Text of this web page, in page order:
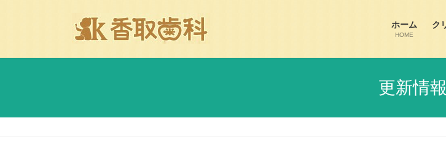
ホーム
HOME
ク
更新情報